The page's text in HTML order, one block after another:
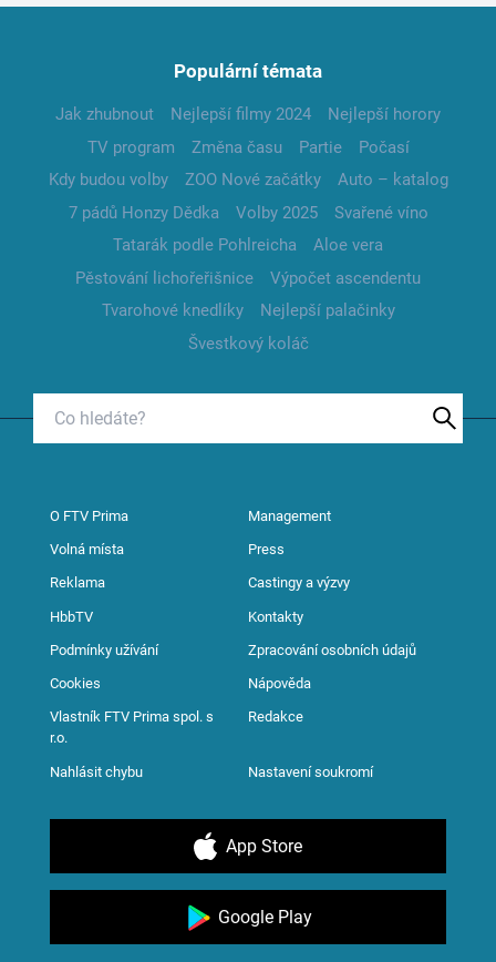
Populární témata
Jak zhubnout Nejlepší filmy 2024
Nejlepší horory
TV program
Změna času Partie
Počasí
Kdy budou volby
ZOO Nové začátky
Auto – katalog
7 pádů Honzy Dědka
Volby 2025
Svařené víno
Tatarák podle Pohlreicha
Aloe vera
Pěstování lichořeřišnice
Výpočet ascendentu
Tvarohové knedlíky
Nejlepší palačinky
Švestkový koláč
O FTV Prima Management
Volná místa Press
Reklama Castingy a výzvy
HbbTV Kontakty
Podmínky užívání Zpracování osobních údajů
Cookies Nápověda
Vlastník FTV Prima spol. s
r.o.
Redakce
Nahlásit chybu Nastavení soukromí
App Store
Google Play